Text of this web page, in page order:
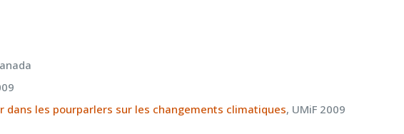
les pourparlers sur les changements climatiques, UMiF 2009